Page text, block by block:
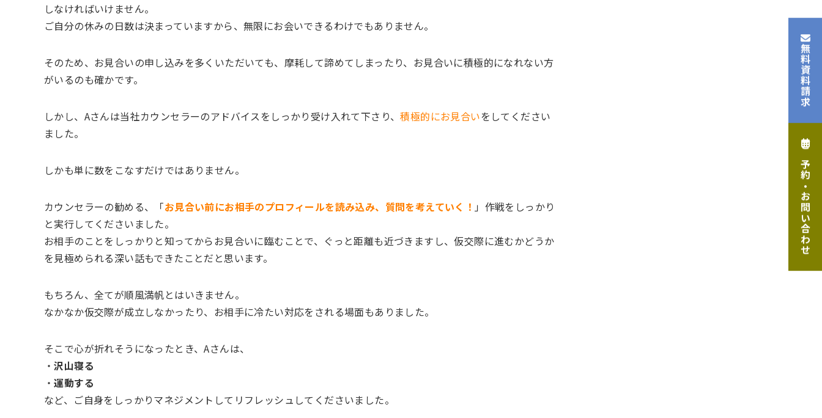
しなければいけません。
ご自分の休みの日数は決まっていますから、無限にお会いできるわけでもありません。
そのため、お見合いの申し込みを多くいただいても、摩耗して諦めてしまったり、お見合いに積極的になれない方
がいるのも確かです。
しかし、Aさんは当社カウンセラーのアドバイスをしっかり受け入れて下さり、積極的にお見合いをしてください
ました。
しかも単に数をこなすだけではありません。
カウンセラーの勧める、「お見合い前にお相手のプロフィールを読み込み、質問を考えていく！ 」作戦をしっかり
と実行してくださいました。
お相手のことをしっかりと知ってからお見合いに臨むことで、ぐっと距離も近づきますし、仮交際に進むかどうか
を見極められる深い話もできたことだと思います。
もちろん、全てが順風満帆とはいきません。
なかなか仮交際が成立しなかったり、お相手に冷たい対応をされる場面もありました。
そこで心が折れそうになったとき、Aさんは、
・沢山寝る
・運動する
など、ご自身をしっかりマネジメントしてリフレッシュしてくださいました。
無料資料請求
ご予約・お問い合わせ